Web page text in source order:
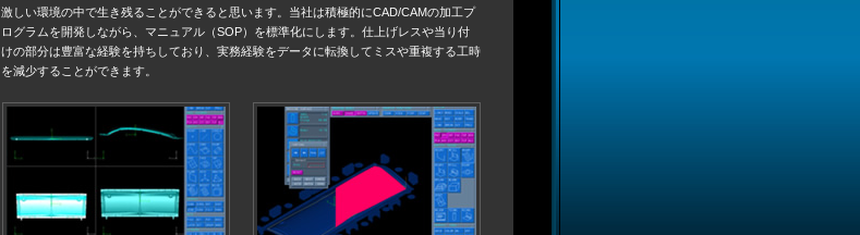
激しい環境の中で生き残ることができると思います。当社は積極的にCAD/CAMの加工プ
ログラムを開発しながら、マニュアル（SOP）を標準化にします。仕上げレスや当り付
けの部分は豊富な経験を持ちしており、実務経験をデータに転換してミスや重複する工時
を減少することができます。